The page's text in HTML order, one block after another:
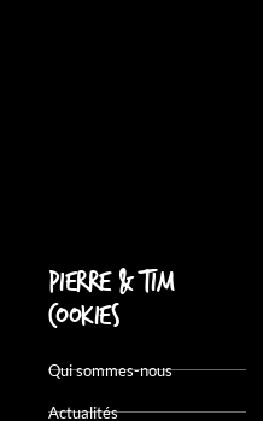
Pierre & Tim
Cookies
Qui sommes-nous
Actualités